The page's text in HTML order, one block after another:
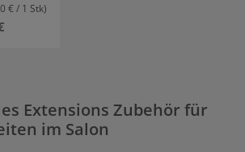
€ / 1 Stk)
Extensions Zubehör für
im Salon